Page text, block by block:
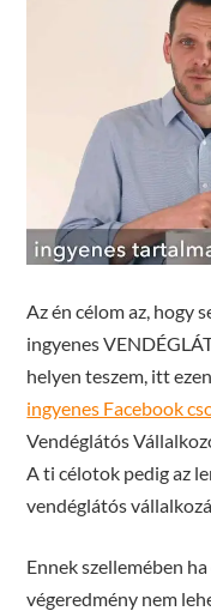
Az én célom az, hogy
ingyenes
helyen teszem, itt
ingyenes Facebook
Vendéglátós
A ti célotok pedig az
vendéglátós
Ennek szellemében
végeredmény nem